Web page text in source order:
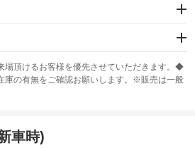
/サイド
ABS
場頂けるお客様を優先させていただきます。◆
庫の有無をご確認お願いします。※販売は一般
車時)